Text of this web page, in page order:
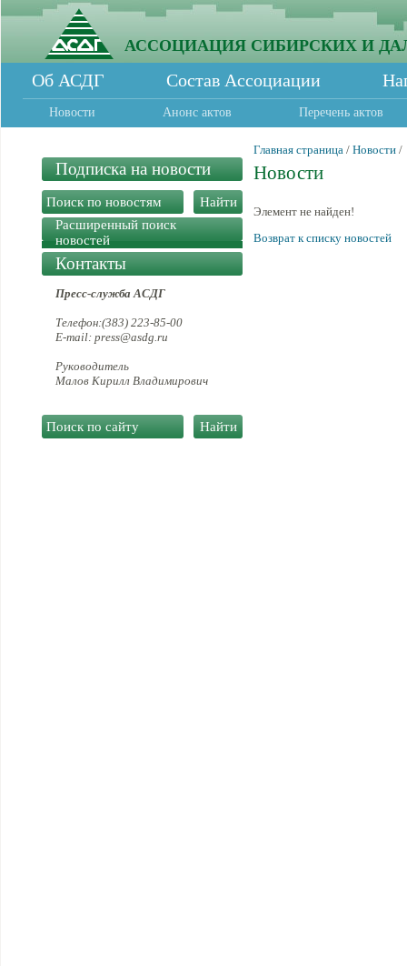
АССОЦИАЦИЯ СИБИРСКИХ И
Об АСДГ Состав Ассоциации
Новости Анонс актов Перечень актов
Подписка на новости
Расширенный поиск
новостей
Контакты
Пресс-служба АСДГ
Телефон:(383) 223-85-00
E-mail: press@asdg.ru
Руководитель
Малов Кирилл Владимирович
Главная страница / Новости /
Новости
Элемент не найден!
Возврат к списку новостей